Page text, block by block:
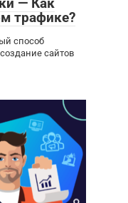
трафике?
способ
сайтов